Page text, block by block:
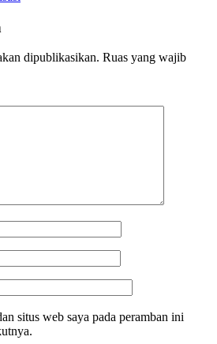
dipublikasikan. Ruas yang wajib
situs web saya pada peramban ini